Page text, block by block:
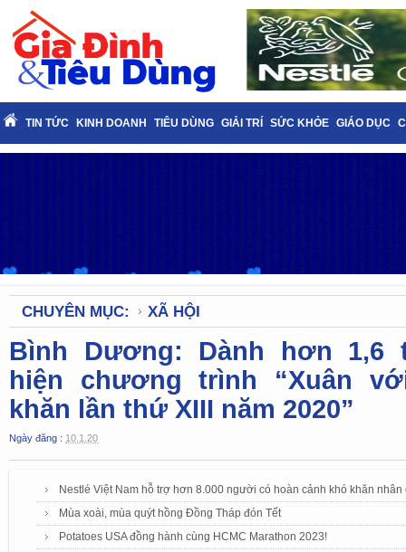
TIN TỨC KINH DOANH TIÊU DÙNG GIẢI TRÍ SỨC KHỎE GIÁO DỤC
CHUYÊN MỤC: XÃ HỘI
Bình Dương: Dành hơn 1,6
hiện chương trình “Xuân
khăn lần thứ XIII năm 2020”
Ngày đăng : 10.1.20
Nestlé Việt Nam hỗ trợ hơn 8.000 người có hoàn cảnh khó khăn nhân
Mùa xoài, mùa quýt hồng Đồng Tháp đón Tết
Potatoes USA đồng hành cùng HCMC Marathon 2023!